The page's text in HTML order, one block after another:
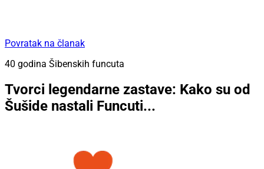
Povratak na članak
40 godina Šibenskih funcuta
Tvorci legendarne zastave: Kako su od
Šušide nastali Funcuti...